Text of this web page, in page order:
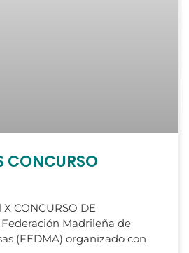
CONCURSO
CONCURSO DE
Federación Madrileña de
(FEDMA) organizado con